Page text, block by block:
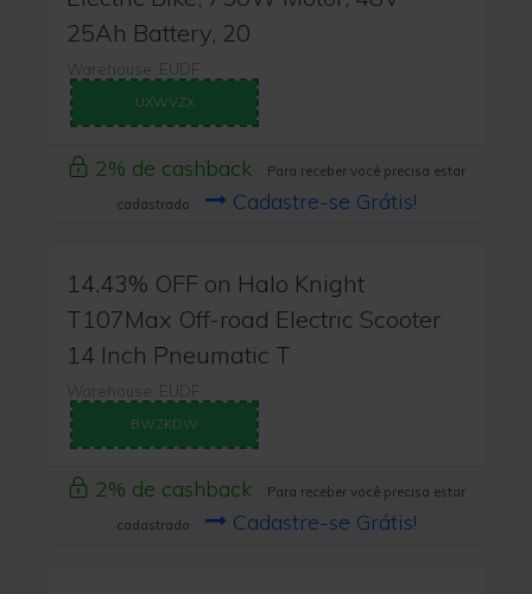
25Ah Battery, 20
Warehouse: EUDF
UXWVZX
2% de cashback
Para receber você precisa estar
cadastrado
Cadastre-se Grátis!
14.43% OFF on Halo Knight
T107Max Off-road Electric Scooter
14 Inch Pneumatic T
Warehouse: EUDF
BWZKDW
2% de cashback
Para receber você precisa estar
cadastrado
Cadastre-se Grátis!